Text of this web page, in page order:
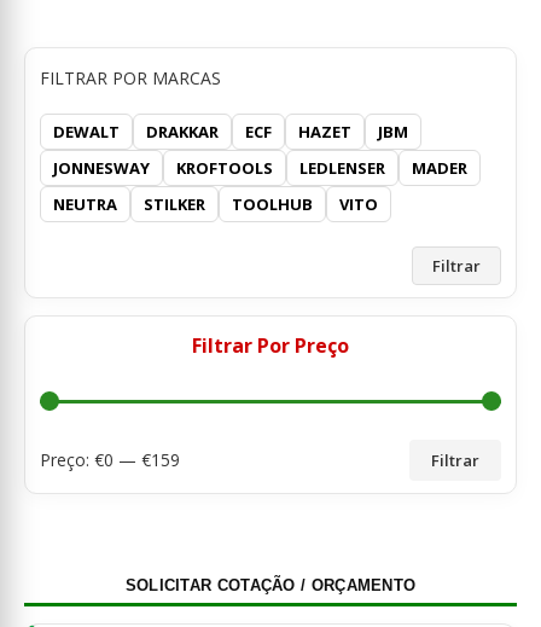
FILTRAR POR MARCAS
DEWALT DRAKKAR ECF HAZET
JBM
JONNESWAY
KROFTOOLS LEDLENSER
MADER
NEUTRA
STILKER TOOLHUB VITO
Filtrar
Filtrar Por Preço
Preço: €0 — €159 Filtrar
SOLICITAR COTAÇÃO / ORÇAMENTO